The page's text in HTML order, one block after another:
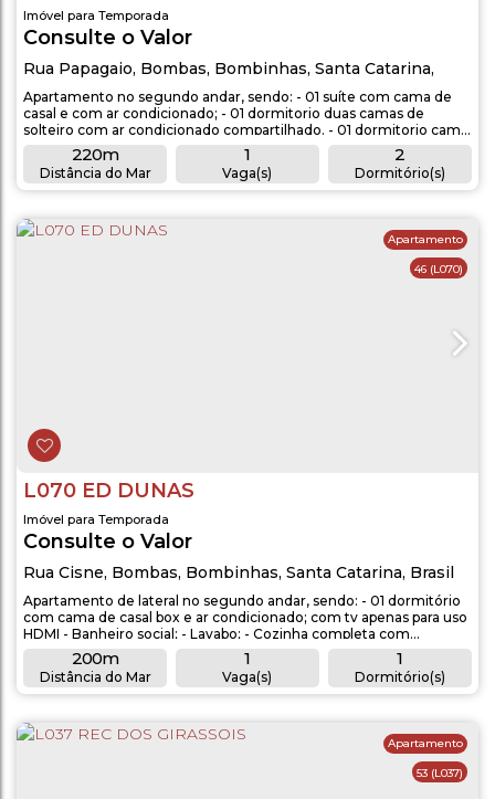
Consulte o Valor
Imóvel para Temporada
Rua Papagaio, Bombas, Bombinhas, Santa Catarina,
2
Dormitório(s)
1 1 1
1
Vaga(s)
220m
Distância do Mar
Apartamento no segundo andar, sendo: - 01 suíte com cama de
casal e com ar condicionado; - 01 dormitorio duas camas de
solteiro com ar condicionado compartilhado. - 01 dormitorio cama
casal com ar condicionado compartilhado. - 1 banheiro 2° piso -
Sala de estar com TV; - Cozinha completa com utensílios; - Sacada
com churrasqueira; - Aproximadamente 220 metros do mar.
OBSERVAÇÕES: -...
46 (L070)
Apartamento
L070 ED DUNAS
Consulte o Valor
Imóvel para Temporada
Rua Cisne, Bombas, Bombinhas, Santa Catarina, Brasil
1
Dormitório(s)
1 1
1
Vaga(s)
200m
Distância do Mar
Apartamento de lateral no segundo andar, sendo: - 01 dormitório
com cama de casal box e ar condicionado; com tv apenas para uso
HDMI - Banheiro social; - Lavabo; - Cozinha completa com
utensílios; - Sala de estar com TV LED, sofá cama e ar
condicionado; - Máquina de lavar roupas; - Sacada com
churrasqueira; - Aproximadamente 200 metros da avenida
principal (250 metros do mar)....
53 (L037)
Apartamento